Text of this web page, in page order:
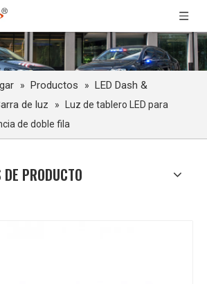
» Productos » LED Dash &
de luz
»
Luz de tablero LED para
de doble fila
PRODUCTO